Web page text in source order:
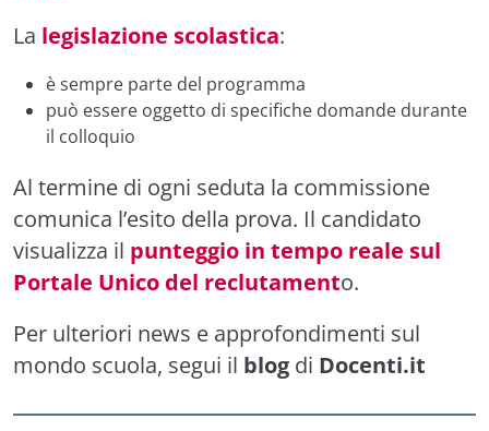
La legislazione scolastica:
è sempre parte del programma
può essere oggetto di specifiche domande durante
il colloquio
Al termine di ogni seduta la commissione
comunica l’esito della prova. Il candidato
visualizza il punteggio in tempo reale sul
Portale Unico del reclutamento.
Per ulteriori news e approfondimenti sul
mondo scuola, segui il blog di Docenti.it